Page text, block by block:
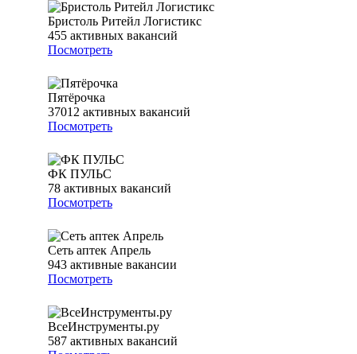
Бристоль Ритейл Логистикс
455 активных вакансий
Посмотреть
Пятёрочка
37012 активных вакансий
Посмотреть
ФК ПУЛЬС
78 активных вакансий
Посмотреть
Сеть аптек Апрель
943 активные вакансии
Посмотреть
ВсеИнструменты.ру
587 активных вакансий